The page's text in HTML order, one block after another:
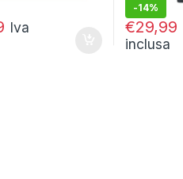
del prodotto
Iva
-14%
€29,99
34,99
inclusa